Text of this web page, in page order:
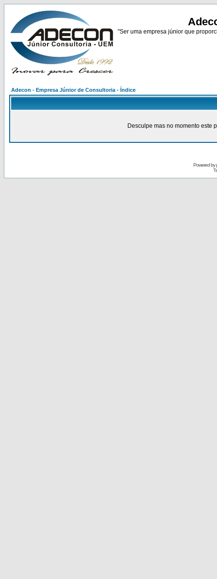
"Ser uma empresa júnior que
Adecon - Empresa Júnior de Consultoria - Índice
Desculpe mas no momento este
Powered by